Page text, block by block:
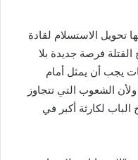
تحويل الاستسلام لقادة
فرصة جديدة بلا
يجب أن يمثل أمام
الشعوب التي تتجاوز
لكارثة أكبر في